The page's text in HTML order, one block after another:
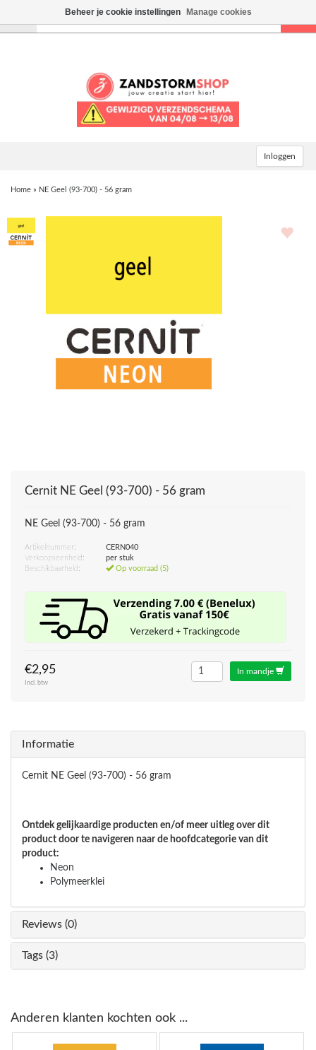
Inloggen
Home » NE Geel (93-700) - 56 gram
Cernit NE Geel (93-700) - 56 gram
NE Geel (93-700) - 56 gram
Artikelnummer:
CERN040
Verkoopseenheid:
per stuk
Beschikbaarheid:
Op voorraad (5)
€2,95
Incl. btw
In mandje
Informatie
Cernit NE Geel (93-700) - 56 gram
Ontdek gelijkaardige producten en/of meer uitleg over dit
product door te navigeren naar de hoofdcategorie van dit
product:
Neon
Polymeerklei
Reviews (0)
Tags (3)
Anderen klanten kochten ook ...
Beheer je cookie instellingen Manage cookies